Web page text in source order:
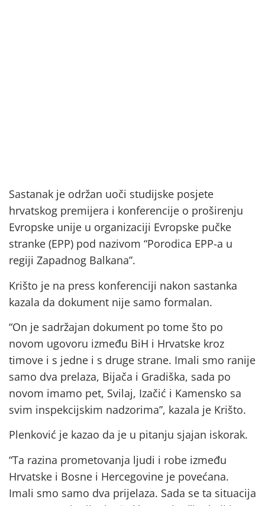
Sastanak je održan uoči studijske posjete
hrvatskog premijera i konferencije o proširenju
Evropske unije u organizaciji Evropske pučke
stranke (EPP) pod nazivom “Porodica EPP-a u
regiji Zapadnog Balkana”.
Krišto je na press konferenciji nakon sastanka
kazala da dokument nije samo formalan.
“On je sadržajan dokument po tome što po
novom ugovoru između BiH i Hrvatske kroz
timove i s jedne i s druge strane. Imali smo ranije
samo dva prelaza, Bijača i Gradiška, sada po
novom imamo pet, Svilaj, Izačić i Kamensko sa
svim inspekcijskim nadzorima”, kazala je Krišto.
Plenković je kazao da je u pitanju sjajan iskorak.
“Ta razina prometovanja ljudi i robe između
Hrvatske i Bosne i Hercegovine je povećana.
Imali smo samo dva prijelaza. Sada se ta situacija